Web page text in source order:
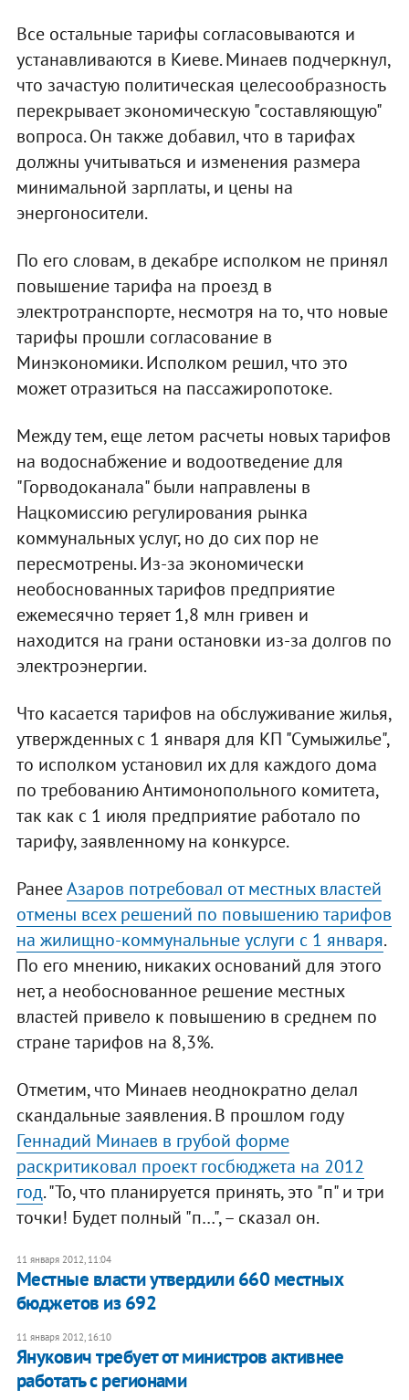
Все остальные тарифы согласовываются и
устанавливаются в Киеве. Минаев подчеркнул,
что зачастую политическая целесообразность
перекрывает экономическую "составляющую"
вопроса. Он также добавил, что в тарифах
должны учитываться и изменения размера
минимальной зарплаты, и цены на
энергоносители.
По его словам, в декабре исполком не принял
повышение тарифа на проезд в
электротранспорте, несмотря на то, что новые
тарифы прошли согласование в
Минэкономики. Исполком решил, что это
может отразиться на пассажиропотоке.
Между тем, еще летом расчеты новых тарифов
на водоснабжение и водоотведение для
"Горводоканала" были направлены в
Нацкомиссию регулирования рынка
коммунальных услуг, но до сих пор не
пересмотрены. Из-за экономически
необоснованных тарифов предприятие
ежемесячно теряет 1,8 млн гривен и
находится на грани остановки из-за долгов по
электроэнергии.
Что касается тарифов на обслуживание жилья,
утвержденных с 1 января для КП "Сумыжилье",
то исполком установил их для каждого дома
по требованию Антимонопольного комитета,
так как с 1 июля предприятие работало по
тарифу, заявленному на конкурсе.
РанееАзаров потребовал от местных властей
отмены всех решений по повышению тарифов
на жилищно-коммунальные услуги с 1 января.
По его мнению, никаких оснований для этого
нет, а необоснованное решение местных
властей привело к повышению в среднем по
стране тарифов на 8,3%.
Отметим, что Минаев неоднократно делал
скандальные заявления. В прошлом году
Геннадий Минаев в грубой форме
раскритиковал проект госбюджета на 2012
год. "То, что планируется принять, это "п" и три
точки! Будет полный "п…", – сказал он.
11 января 2012, 11:04
Местные власти утвердили 660 местных
бюджетов из 692
11 января 2012, 16:10
Янукович требует от министров активнее
работать с регионами